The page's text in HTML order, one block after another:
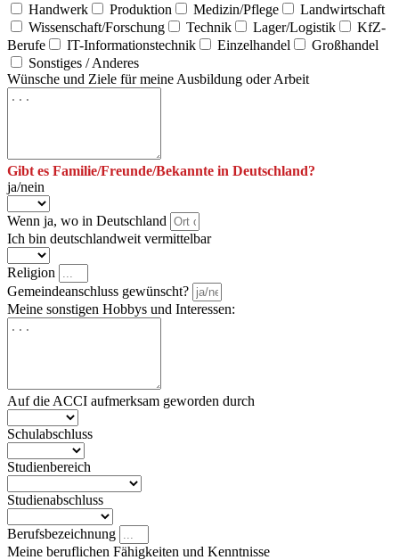
Handwerk
Produktion Medizin/Pflege
Landwirtschaft
Wissenschaft/Forschung
Technik Lager/Logistik
KfZ-
Berufe
IT-Informationstechnik Einzelhandel
Großhandel
Sonstiges / Anderes
Wünsche und Ziele für meine Ausbildung oder Arbeit
Gibt es Familie/Freunde/Bekannte in Deutschland?
ja/nein
Wenn ja, wo in Deutschland
Ich bin deutschlandweit vermittelbar
Religion
Gemeindeanschluss gewünscht?
Meine sonstigen Hobbys und Interessen:
Auf die ACCI aufmerksam geworden durch
Schulabschluss
Studienbereich
Studienabschluss
Berufsbezeichnung
Meine beruflichen Fähigkeiten und Kenntnisse